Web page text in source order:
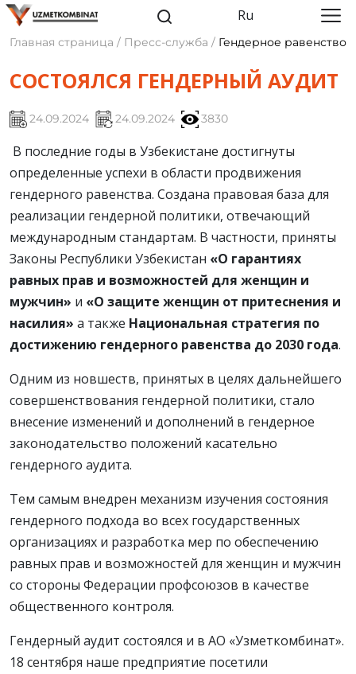
Ru
Главная страница / Пресс-служба / Гендерное равенство
СОСТОЯЛСЯ ГЕНДЕРНЫЙ АУДИТ
24.09.2024 24.09.2024 3830
В последние годы в Узбекистане достигнуты
определенные успехи в области продвижения
гендерного равенства. Создана правовая база для
реализации гендерной политики, отвечающий
международным стандартам. В частности, приняты
Законы Республики Узбекистан «О гарантиях
равных прав и возможностей для женщин и
мужчин» и «О защите женщин от притеснения и
насилия» а также Национальная стратегия по
достижению гендерного равенства до 2030 года.
Одним из новшеств, принятых в целях дальнейшего
совершенствования гендерной политики, стало
внесение изменений и дополнений в гендерное
законодательство положений касательно
гендерного аудита.
Тем самым внедрен механизм изучения состояния
гендерного подхода во всех государственных
организациях и разработка мер по обеспечению
равных прав и возможностей для женщин и мужчин
со стороны Федерации профсоюзов в качестве
общественного контроля.
Гендерный аудит состоялся и в АО «Узметкомбинат».
18 сентября наше предприятие посетили